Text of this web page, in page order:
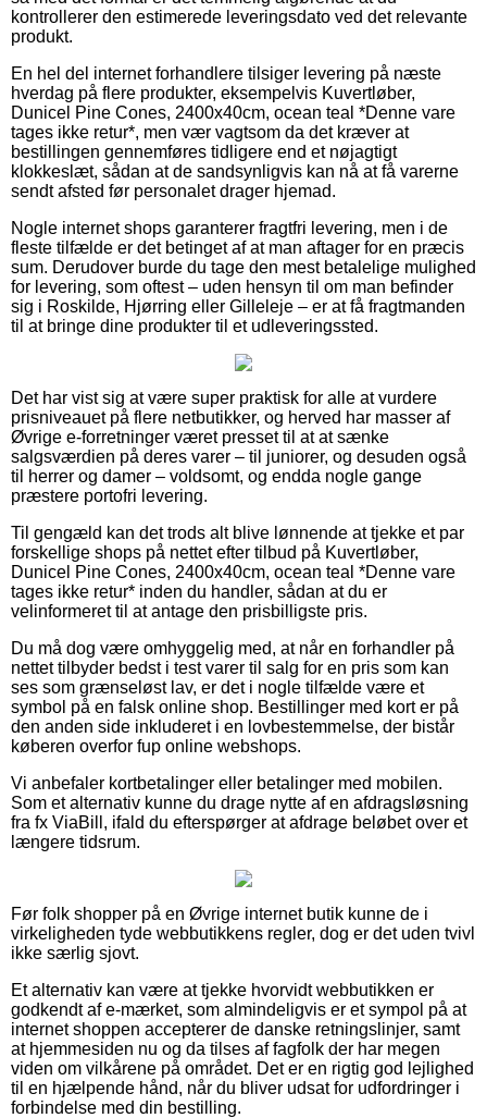
kontrollerer den estimerede leveringsdato ved det relevante
produkt.
En hel del internet forhandlere tilsiger levering på næste
hverdag på flere produkter, eksempelvis Kuvertløber,
Dunicel Pine Cones, 2400x40cm, ocean teal *Denne vare
tages ikke retur*, men vær vagtsom da det kræver at
bestillingen gennemføres tidligere end et nøjagtigt
klokkeslæt, sådan at de sandsynligvis kan nå at få varerne
sendt afsted før personalet drager hjemad.
Nogle internet shops garanterer fragtfri levering, men i de
fleste tilfælde er det betinget af at man aftager for en præcis
sum. Derudover burde du tage den mest betalelige mulighed
for levering, som oftest – uden hensyn til om man befinder
sig i Roskilde, Hjørring eller Gilleleje – er at få fragtmanden
til at bringe dine produkter til et udleveringssted.
Det har vist sig at være super praktisk for alle at vurdere
prisniveauet på flere netbutikker, og herved har masser af
Øvrige e-forretninger været presset til at at sænke
salgsværdien på deres varer – til juniorer, og desuden også
til herrer og damer – voldsomt, og endda nogle gange
præstere portofri levering.
Til gengæld kan det trods alt blive lønnende at tjekke et par
forskellige shops på nettet efter tilbud på Kuvertløber,
Dunicel Pine Cones, 2400x40cm, ocean teal *Denne vare
tages ikke retur* inden du handler, sådan at du er
velinformeret til at antage den prisbilligste pris.
Du må dog være omhyggelig med, at når en forhandler på
nettet tilbyder bedst i test varer til salg for en pris som kan
ses som grænseløst lav, er det i nogle tilfælde være et
symbol på en falsk online shop. Bestillinger med kort er på
den anden side inkluderet i en lovbestemmelse, der bistår
køberen overfor fup online webshops.
Vi anbefaler kortbetalinger eller betalinger med mobilen.
Som et alternativ kunne du drage nytte af en afdragsløsning
fra fx ViaBill, ifald du efterspørger at afdrage beløbet over et
længere tidsrum.
Før folk shopper på en Øvrige internet butik kunne de i
virkeligheden tyde webbutikkens regler, dog er det uden tvivl
ikke særlig sjovt.
Et alternativ kan være at tjekke hvorvidt webbutikken er
godkendt af e-mærket, som almindeligvis er et sympol på at
internet shoppen accepterer de danske retningslinjer, samt
at hjemmesiden nu og da tilses af fagfolk der har megen
viden om vilkårene på området. Det er en rigtig god lejlighed
til en hjælpende hånd, når du bliver udsat for udfordringer i
forbindelse med din bestilling.